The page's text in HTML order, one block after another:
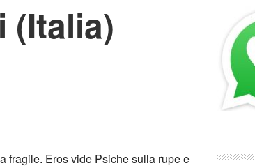
(Italia)
fragile. Eros vide Psiche sulla rupe e